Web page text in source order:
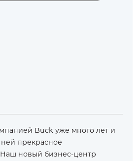
Buck уже много лет и
прекрасное
Наш новый бизнес-центр